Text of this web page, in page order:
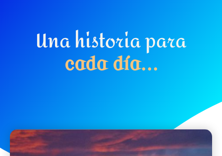
Una historia para
cada día...